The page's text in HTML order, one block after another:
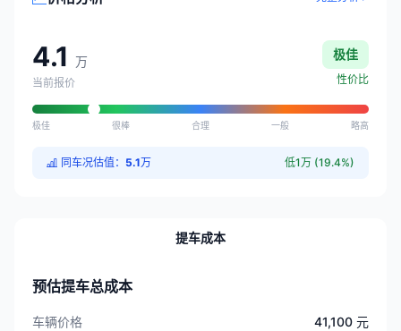
4.1 万
当前报价
极佳
性价比
极佳 很棒 合理 一般 略高
同车况估值： 5.1万 低1万 (19.4%)
提车成本
预估提车总成本
车辆价格
41,100 元